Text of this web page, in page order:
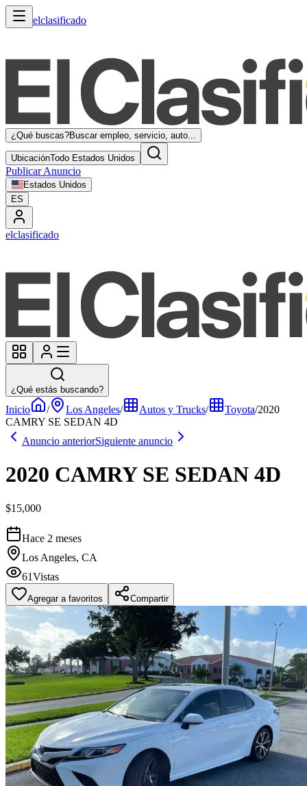
elclasificado
¿Qué buscas?Buscar empleo, servicio, auto...
UbicaciónTodo Estados Unidos
Publicar Anuncio
Estados Unidos
ES
elclasificado
¿Qué estás buscando?
Inicio / Los Angeles/ Autos y Trucks/ Toyota/2020
CAMRY SE SEDAN 4D
Anuncio anteriorSiguiente anuncio
2020 CAMRY SE SEDAN 4D
$15,000
Hace 2 meses
Los Angeles, CA
61Vistas
Agregar a favoritos Compartir